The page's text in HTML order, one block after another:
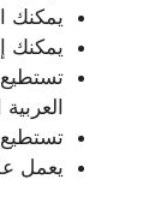
يمكنك
يمكنك
تستطيع
يعمل